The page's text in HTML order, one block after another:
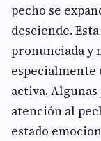
pecho se
desciende.
pronunciada y
especialmente
activa.
atención al
estado